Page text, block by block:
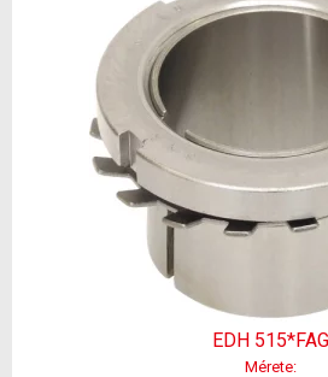
EDH 515*FAG
Mérete: